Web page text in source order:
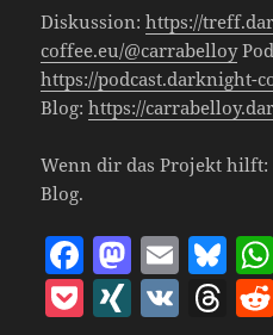
Diskussion:https://
coffee.eu/@carrabelloy
https://podcast.darknight-
Blog:https://
Wenn dir das Projekt
Blog.
F
a
M
as
E
m
Bl
u
P X V T